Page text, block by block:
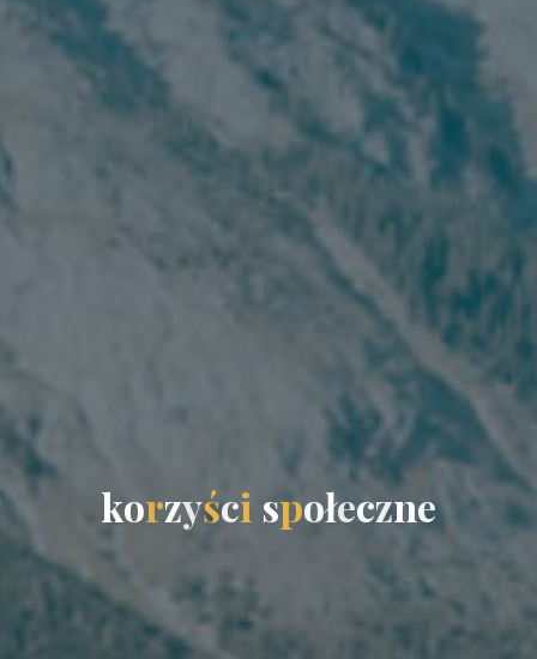
korzyści społeczne